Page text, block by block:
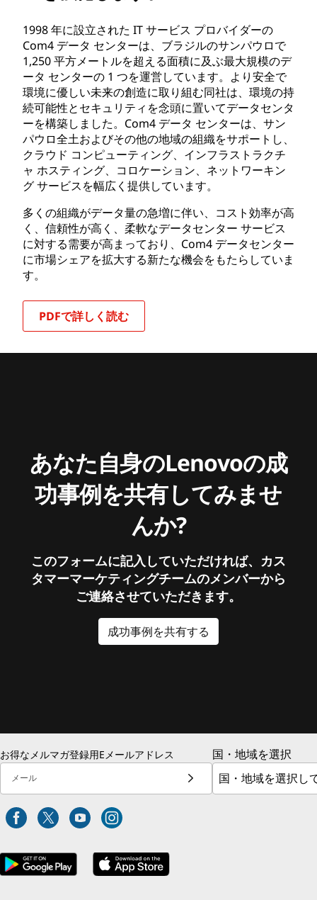
1998 年に設立された IT サービス プロバイダーの
Com4 データ センターは、ブラジルのサンパウロで
1,250 平方メートルを超える面積に及ぶ最大規模のデ
ータ センターの 1 つを運営しています。より安全で
環境に優しい未来の創造に取り組む同社は、環境の持
続可能性とセキュリティを念頭に置いてデータセンタ
ーを構築しました。Com4 データ センターは、サン
パウロ全土およびその他の地域の組織をサポートし、
クラウド コンピューティング、インフラストラクチ
ャ ホスティング、コロケーション、ネットワーキン
グ サービスを幅広く提供しています。
多くの組織がデータ量の急増に伴い、コスト効率が高
く、信頼性が高く、柔軟なデータセンター サービス
に対する需要が高まっており、Com4 データセンター
に市場シェアを拡大する新たな機会をもたらしていま
す。
PDFで詳しく読む
あなた自身のLenovoの成
功事例を共有してみませ
んか?
このフォームに記入していただければ、カス
タマーマーケティングチームのメンバーから
ご連絡させていただきます。
成功事例を共有する
お得なメルマガ登録用Eメールアドレス
メール
国・地域を選択